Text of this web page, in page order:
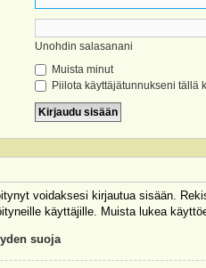
Unohdin salasanani
Muista minut
Piilota käyttäjätunnukseni tällä
voidaksesi kirjautua sisään.
käyttäjille. Muista lukea
suoja